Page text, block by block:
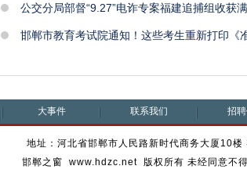
公交分局部督“9.27”电诈专案福建追捕组收获
邯郸市教育考试院通知！这些考生重新打印《
大事件 联系我们 招
地址：河北省邯郸市人民路新时代商务大厦10
邯郸之窗 www.hdzc.net 版权所有 未经同意不